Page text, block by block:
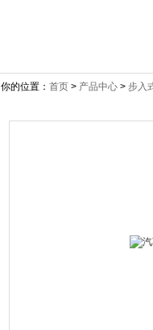
你的位置： 首页 > 产品中心 > 步入